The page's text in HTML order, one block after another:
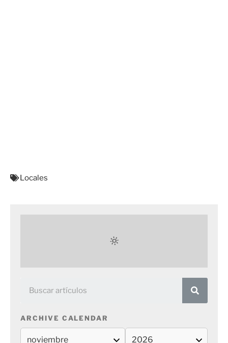
Locales
ARCHIVE CALENDAR